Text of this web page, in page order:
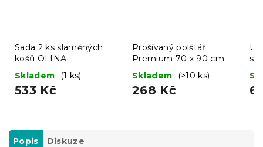
Sada 2 ks slaměných
košů OLINA
Skladem
(1 ks)
533 Kč
Prošívaný polštář
Premium 70 x 90 cm
Skladem
(>10 ks)
268 Kč
Popis Diskuze